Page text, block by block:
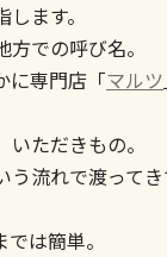
ます。
での呼び名。
に専門店「マルツ
ただきもの。
流れで渡って
は簡単。